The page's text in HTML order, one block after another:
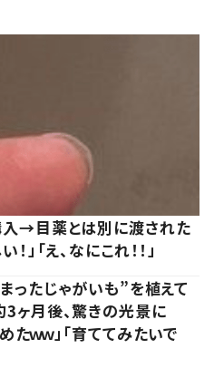
入→目薬とは別に渡された
「え、なにこれ！！」
ったじゃがいも”を植えて
月後、驚きの光景に
たｗｗ」「育ててみたいで